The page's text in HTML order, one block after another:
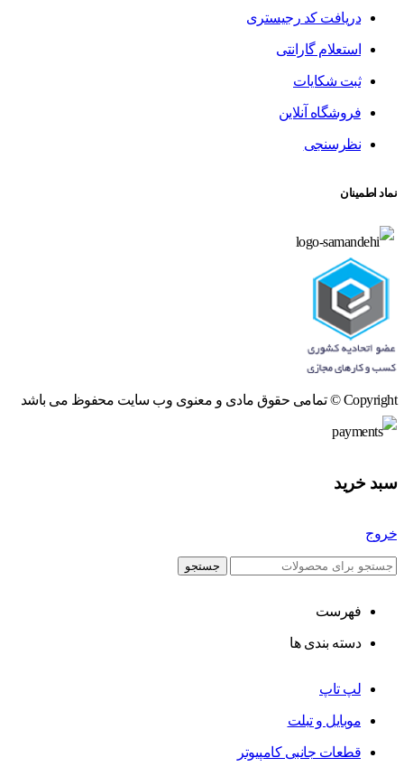
دریافت کد رجیستری
استعلام گارانتی
ثبت شکایات
فروشگاه آنلاین
نظرسنجی
نماد اطمینان
Copyright © تمامی حقوق مادی و معنوی وب سایت محفوظ می باشد
سبد خرید
خروج
جستجو
فهرست
دسته بندی ها
لپ تاپ
موبایل و تبلت
قطعات جانبی کامپیوتر